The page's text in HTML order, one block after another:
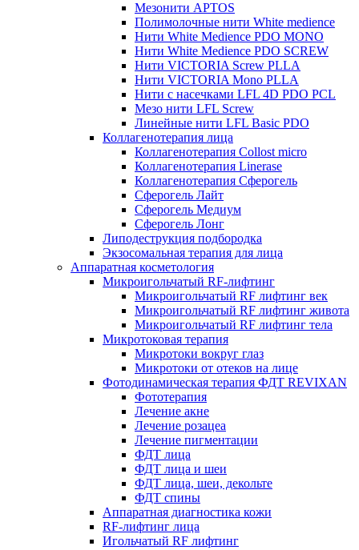
Мезонити APTOS
Полимолочные нити White medience
Нити White Medience PDO MONO
Нити White Medience PDO SCREW
Нити VICTORIA Screw PLLA
Нити VICTORIA Mono PLLA
Нити с насечками LFL 4D PDO PCL
Мезо нити LFL Screw
Линейные нити LFL Basic PDO
Коллагенотерапия лица
Коллагенотерапия Collost micro
Коллагенотерапия Linerase
Коллагенотерапия Сферогель
Сферогель Лайт
Сферогель Медиум
Сферогель Лонг
Липодеструкция подбородка
Экзосомальная терапия для лица
Аппаратная косметология
Микроигольчатый RF-лифтинг
Микроигольчатый RF лифтинг век
Микроигольчатый RF лифтинг живота
Микроигольчатый RF лифтинг тела
Микротоковая терапия
Микротоки вокруг глаз
Микротоки от отеков на лице
Фотодинамическая терапия ФДТ REVIXAN
Фототерапия
Лечение акне
Лечение розацеа
Лечение пигментации
ФДТ лица
ФДТ лица и шеи
ФДТ лица, шеи, декольте
ФДТ спины
Аппаратная диагностика кожи
RF-лифтинг лица
Игольчатый RF лифтинг